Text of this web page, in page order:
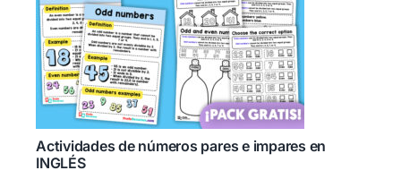
Actividades de números pares e impares en
INGLÉS